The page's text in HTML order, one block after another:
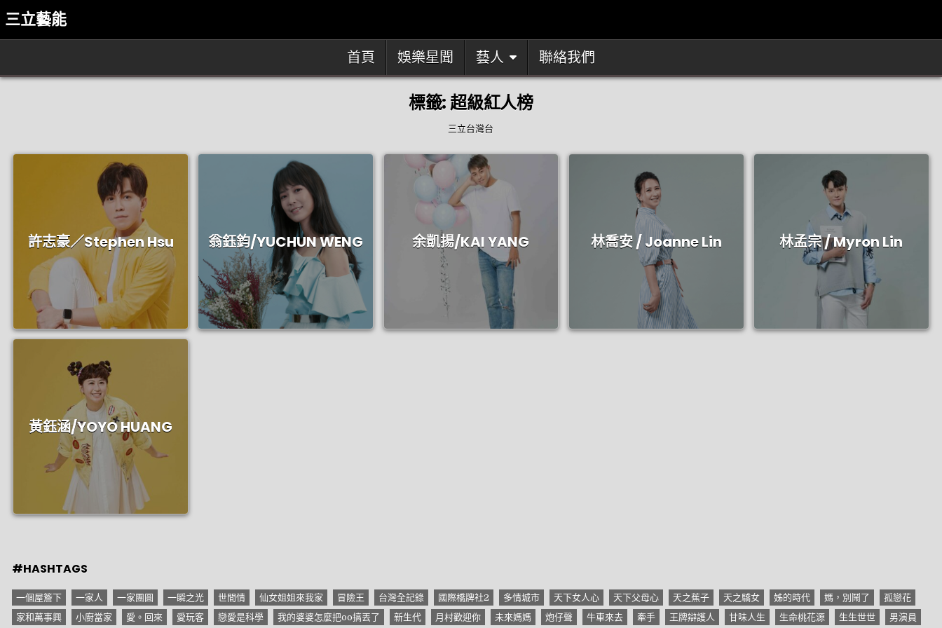
to三立藝能
首頁 娛樂星聞 藝人 聯絡我們
標籤:超級紅人榜
三立台灣台
許志豪／Stephen Hsu 翁鈺鈞/YUCHUN WENG 余凱揚/KAI YANG 林喬安 / Joanne Lin 林孟宗 / Myron Lin
黃鈺涵/YOYO HUANG
#HASHTAGS
一個屋簷下 一家人 一家團圓 一瞬之光 世間情 仙女姐姐來我家 冒險王 台灣全記錄 國際橋牌社2 多情城市 天下女人心 天下父母心 天之蕉子 天之驕女 姊的時代 媽，別鬧了
孤戀花
家和萬事興
小廚當家 愛。回來 愛玩客 戀愛是科學 我的婆婆怎麼把oo搞丟了 新生代 月村歡迎你 未來媽媽 炮仔聲 牛車來去 牽手 王牌辯護人 甘味人生 生命桃花源 生生世世 男演員